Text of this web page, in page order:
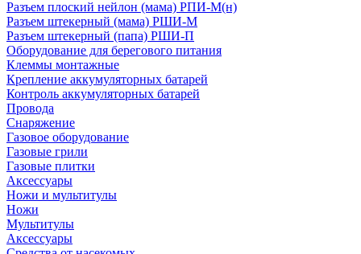
Разъем плоский нейлон (мама) РПИ-М(н)
Разъем штекерный (мама) РШИ-М
Разъем штекерный (папа) РШИ-П
Оборудование для берегового питания
Клеммы монтажные
Крепление аккумуляторных батарей
Контроль аккумуляторных батарей
Провода
Снаряжение
Газовое оборудование
Газовые грили
Газовые плитки
Аксессуары
Ножи и мультитулы
Ножи
Мультитулы
Аксессуары